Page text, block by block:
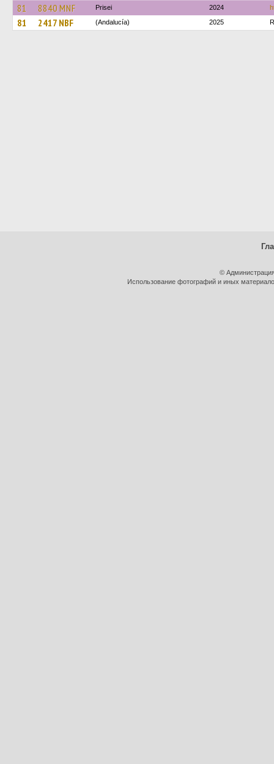
81 8840 MNF Prisei 2024
81 2417 NBF (Andalucía) 2025
©
Использование фотографий и иных